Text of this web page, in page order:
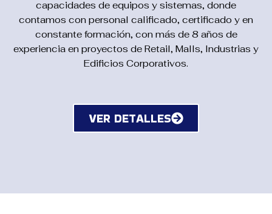
capacidades de equipos y sistemas, donde
contamos con personal calificado, certificado y en
constante formación, con más de 8 años de
experiencia en proyectos de Retail, Malls, Industrias y
Edificios Corporativos.
VER DETALLES